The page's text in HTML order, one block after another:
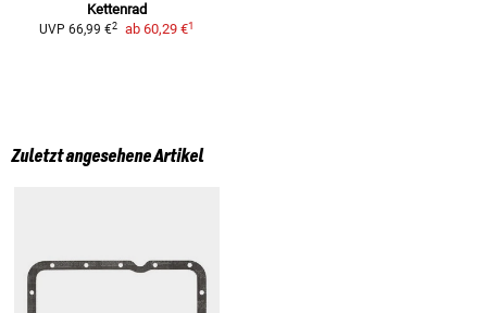
Kettenrad
UVP 66,99 €2 ab 60,29 €1
Zuletzt angesehene Artikel